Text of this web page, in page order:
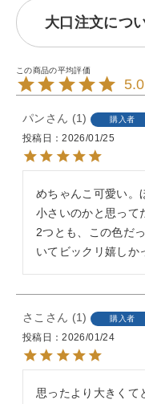
大口注文につ
パン 1 購入者
投稿日
2026/01/25
めちゃんこ可愛い。
小さいのかと思って
2つとも、この色だ
いてビックリ嬉しか
さこ 1 購入者
投稿日
2026/01/24
思ったより大きくて